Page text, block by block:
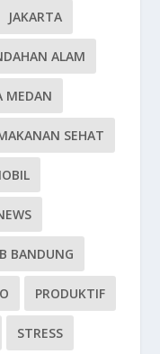
JAKARTA
ALAM
MEDAN
SEHAT
BANDUNG
PRODUKTIF
STRESS